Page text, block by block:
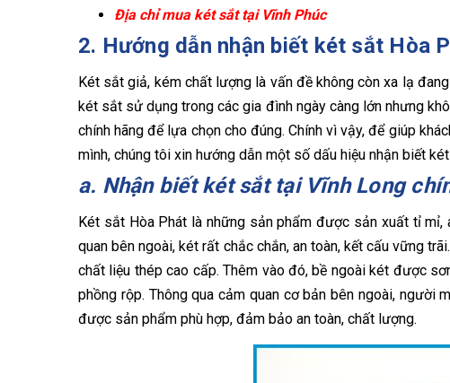
Địa chỉ mua két sắt tại Vĩnh Phúc
2. Hướng dẫn nhận biết két sắt Hòa
Két sắt giả, kém chất lượng là vấn đề không còn xa lạ
két sắt sử dụng trong các gia đình ngày càng lớn nhưng
chính hãng để lựa chọn cho đúng. Chính vì vậy, để giúp
mình, chúng tôi xin hướng dẫn một số dấu hiệu nhận biết
a. Nhận biết két sắt tại Vĩnh Long
Két sắt Hòa Phát là những sản phẩm được sản xuất tỉ mỉ,
quan bên ngoài, két rất chắc chắn, an toàn, kết cấu vững
chất liệu thép cao cấp. Thêm vào đó, bề ngoài két được
phồng rộp. Thông qua cảm quan cơ bản bên ngoài, người
được sản phẩm phù hợp, đảm bảo an toàn, chất lượng.